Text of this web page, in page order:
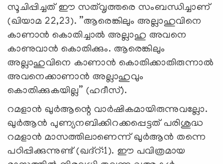
സൂചിപ്പിച്ചത് ഈ സത്‌വൃത്തരെ സംബന്ധിച്ചാണ്
(ഖിയാമ 22,23). ”ആരെങ്കിലും അല്ലാഹുവിനെ
കാണാന്‍ കൊതിച്ചാല്‍ അല്ലാഹു അവനെ
കാണുവാന്‍ കൊതിക്കും. ആരെങ്കിലും
അല്ലാഹുവിനെ കാണാന്‍ കൊതിക്കാതിരുന്നാല്‍
അവനെക്കാണാന്‍ അല്ലാഹുവും
കൊതിക്കുകയില്ല” (ഹദീസ്).
റമളാന്‍ ഖുര്‍ആന്റെ വാര്‍ഷികമായിരുന്നുവല്ലോ.
ഖുര്‍ആന്‍ പുണ്യനബിക്കിറക്കപ്പെട്ടത് പരിശുദ്ധ
റമളാന്‍ മാസത്തിലാണെന്ന് ഖുര്‍ആന്‍ തന്നെ
പഠിപ്പിക്കുന്നുണ്ട് (ഖദ്‌റ്:1). ഈ പവിത്രമായ